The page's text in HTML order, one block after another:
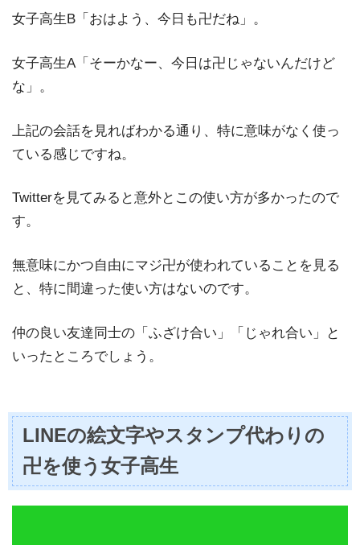
女子高生B「おはよう、今日も卍だね」。
女子高生A「そーかなー、今日は卍じゃないんだけど
な」。
上記の会話を見ればわかる通り、特に意味がなく使っ
ている感じですね。
Twitterを見てみると意外とこの使い方が多かったので
す。
無意味にかつ自由にマジ卍が使われていることを見る
と、特に間違った使い方はないのです。
仲の良い友達同士の「ふざけ合い」「じゃれ合い」と
いったところでしょう。
LINEの絵文字やスタンプ代わりの
卍を使う女子高生